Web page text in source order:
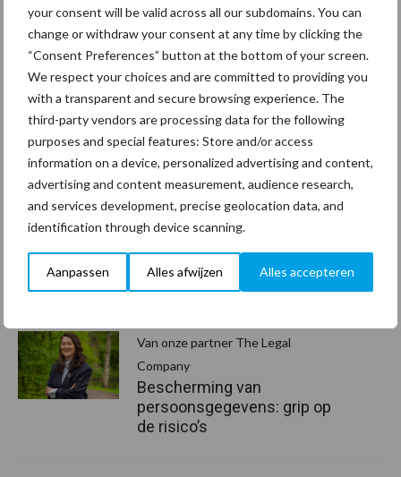
your consent will be valid across all our subdomains. You can
change or withdraw your consent at any time by clicking the
“Consent Preferences” button at the bottom of your screen.
We respect your choices and are committed to providing you
with a transparent and secure browsing experience. The
third-party vendors are processing data for the following
purposes and special features: Store and/or access
information on a device, personalized advertising and content,
advertising and content measurement, audience research,
and services development, precise geolocation data, and
identification through device scanning.
Aanpassen Alles afwijzen Alles accepteren
Net als onze Zoover beoordeling. Mede dankzij de oplossingen
van Vendor kunnen wij een dergelijke score behalen. Daarom
vinden wij dat Vendor deze score ook verdient!”
www.vendor.nl
Aanbevolen voor jou! Lees meer
slimme hulp op de
werkvloer
Van onze partner The Legal
Company
Bescherming van
persoonsgegevens: grip op
de risico’s